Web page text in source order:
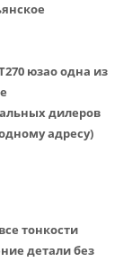
юзао одна из
дилеров
адресу)
тонкости
детали без